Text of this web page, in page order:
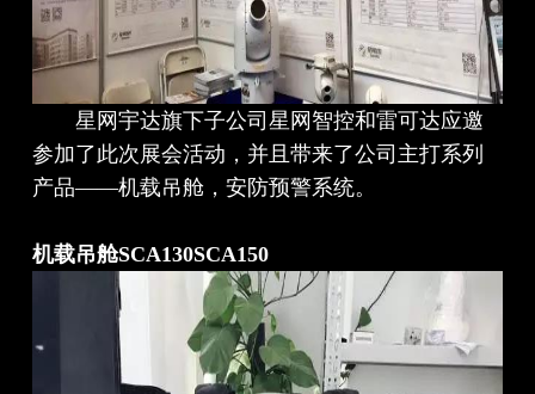
星网宇达旗下子公司星网智控和雷可达应邀
参加了此次展会活动，并且带来了公司主打系列
产品——机载吊舱，安防预警系统。
机载吊舱SCA130SCA150